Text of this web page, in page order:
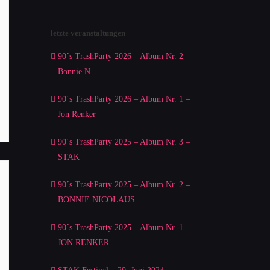
letzte veranstaltungen
90´s TrashParty 2026 – Album Nr. 2 –
Bonnie N.
90´s TrashParty 2026 – Album Nr. 1 –
Jon Renker
90´s TrashParty 2025 – Album Nr. 3 –
STAK
90´s TrashParty 2025 – Album Nr. 2 –
BONNIE NICOLAUS
90´s TrashParty 2025 – Album Nr. 1 –
JON RENKER